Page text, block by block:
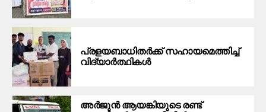
പ്രളയബാധിതർക്ക് സഹായമെത്തിച്ച്
വിദ്യാർത്ഥികൾ
അർജുൻ ആയങ്കിയുടെ രണ്ട്